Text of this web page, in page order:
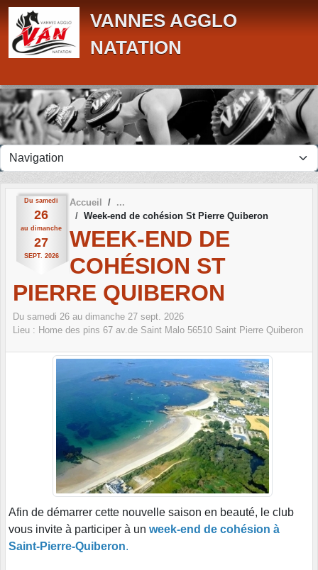
VANNES AGGLO
NATATION
Du samedi
26
au dimanche
27
SEPT. 2026
Accueil
Week-end de cohésion St Pierre Quiberon
WEEK-END DE
COHÉSION ST
PIERRE QUIBERON
Du samedi 26 au dimanche 27 sept. 2026
Lieu : Home des pins 67 av.de Saint Malo 56510 Saint Pierre Quiberon
Afin de démarrer cette nouvelle saison en beauté, le club
vous invite à participer à un week-end de cohésion à
Saint-Pierre-Quiberon.
Panneau de gestion des cookies